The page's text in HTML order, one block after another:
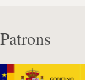
Patrons